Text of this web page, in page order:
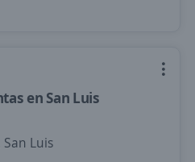
en San Luis
Luis